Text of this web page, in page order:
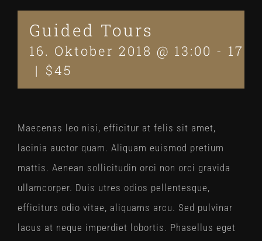
Guided Tours
16. Oktober 2018 @ 13:00 -
| $45
Maecenas leo nisi, efficitur at felis sit amet,
lacinia auctor quam. Aliquam euismod pretium
mattis. Aenean sollicitudin orci non orci gravida
ullamcorper. Duis utres odios pellentesque,
efficiturs odio vitae, aliquams arcu. Sed pulvinar
lacus at neque imperdiet lobortis. Phasellus eget